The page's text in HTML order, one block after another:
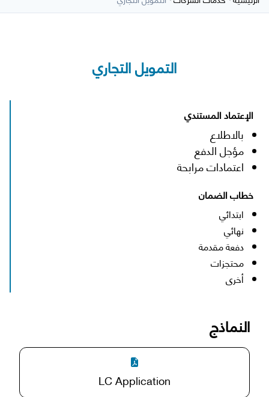
التمويل التجاري
الإعتماد المستندي
بالاطلاع
مؤجل الدفع
اعتمادات مرابحة
خطاب الضمان
ابتدائي
نهائي
دفعة مقدمة
محتجزات
أخرى
النماذج
LC Application